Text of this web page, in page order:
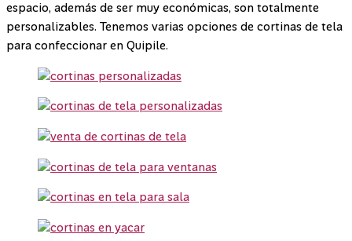
espacio, además de ser muy económicas, son totalmente
personalizables. Tenemos varias opciones de cortinas de tela
para confeccionar en Quipile.